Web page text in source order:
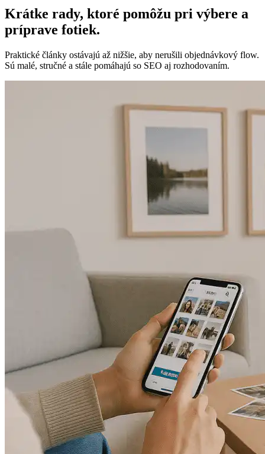
Krátke rady, ktoré pomôžu pri výbere a
príprave fotiek.
Praktické články ostávajú až nižšie, aby nerušili objednávkový flow.
Sú malé, stručné a stále pomáhajú so SEO aj rozhodovaním.